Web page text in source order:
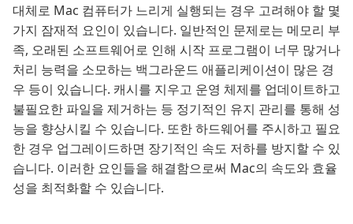
대체로 Mac 컴퓨터가 느리게 실행되는 경우 고려해야 할 몇
가지 잠재적 요인이 있습니다. 일반적인 문제로는 메모리 부
족, 오래된 소프트웨어로 인해 시작 프로그램이 너무 많거나
처리 능력을 소모하는 백그라운드 애플리케이션이 많은 경
우 등이 있습니다. 캐시를 지우고 운영 체제를 업데이트하고
불필요한 파일을 제거하는 등 정기적인 유지 관리를 통해 성
능을 향상시킬 수 있습니다. 또한 하드웨어를 주시하고 필요
한 경우 업그레이드하면 장기적인 속도 저하를 방지할 수 있
습니다. 이러한 요인들을 해결함으로써 Mac의 속도와 효율
성을 최적화할 수 있습니다.